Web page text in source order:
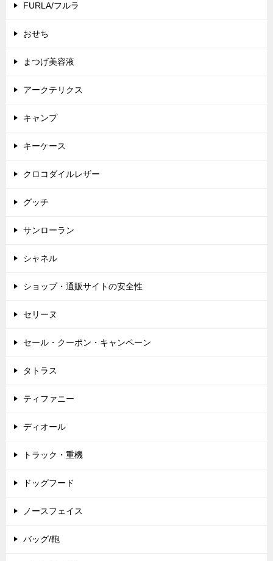
FURLA/フルラ
おせち
まつげ美容液
アークテリクス
キャンプ
キーケース
クロコダイルレザー
グッチ
サンローラン
シャネル
ショップ・通販サイトの安全性
セリーヌ
セール・クーポン・キャンペーン
タトラス
ティファニー
ディオール
トラック・重機
ドッグフード
ノースフェイス
バッグ/鞄